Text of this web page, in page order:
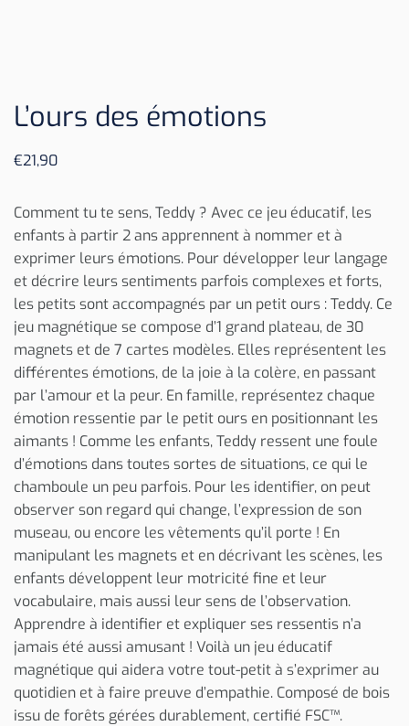
L’ours des émotions
€21,90
Comment tu te sens, Teddy ? Avec ce jeu éducatif, les
enfants à partir 2 ans apprennent à nommer et à
exprimer leurs émotions. Pour développer leur langage
et décrire leurs sentiments parfois complexes et forts,
les petits sont accompagnés par un petit ours : Teddy. Ce
jeu magnétique se compose d’1 grand plateau, de 30
magnets et de 7 cartes modèles. Elles représentent les
différentes émotions, de la joie à la colère, en passant
par l’amour et la peur. En famille, représentez chaque
émotion ressentie par le petit ours en positionnant les
aimants ! Comme les enfants, Teddy ressent une foule
d’émotions dans toutes sortes de situations, ce qui le
chamboule un peu parfois. Pour les identifier, on peut
observer son regard qui change, l’expression de son
museau, ou encore les vêtements qu’il porte ! En
manipulant les magnets et en décrivant les scènes, les
enfants développent leur motricité fine et leur
vocabulaire, mais aussi leur sens de l’observation.
Apprendre à identifier et expliquer ses ressentis n’a
jamais été aussi amusant ! Voilà un jeu éducatif
magnétique qui aidera votre tout-petit à s’exprimer au
quotidien et à faire preuve d’empathie. Composé de bois
issu de forêts gérées durablement, certifié FSC™.